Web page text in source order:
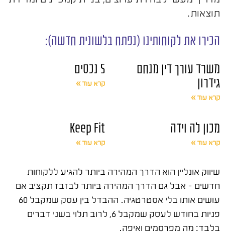
תוצאות.
הכירו את לקוחותינו (נפתח בלשונית חדשה):
משרד עורך דין מנחם
גידרון
קרא עוד »
S נכסים
קרא עוד »
מכון לה וידה
קרא עוד »
Keep Fit
קרא עוד »
שיווק אונליין הוא הדרך המהירה ביותר להגיע ללקוחות
חדשים – אבל גם הדרך המהירה ביותר לבזבז תקציב אם
עושים אותו בלי אסטרטגיה. ההבדל בין עסק שמקבל 60
פניות בחודש לעסק שמקבל 6, לרוב תלוי בשני דברים
בלבד: מה מפרסמים ואיפה.